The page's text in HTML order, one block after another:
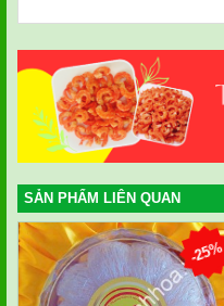
SẢN PHẨM LIÊN QUAN
-25%